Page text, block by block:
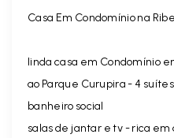
Casa Em Condomínio na
linda casa em Condomínio
ao Parque Curupira - 4
banheiro social
salas de jantar e tv - rica